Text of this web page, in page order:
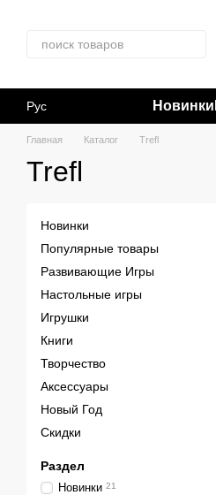
Рус Новинки
Главная Каталог Trefl
Trefl
Новинки
Популярные товары
Развивающие Игры
Настольные игры
Игрушки
Книги
Творчество
Аксессуары
Новый Год
Скидки
Раздел
Новинки 21